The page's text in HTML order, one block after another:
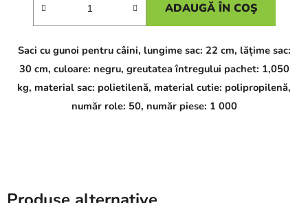
ADAUGĂ ÎN COŞ
Saci cu gunoi pentru câini, lungime sac: 22 cm, lățime sac:
30 cm, culoare: negru, greutatea întregului pachet: 1,050
kg, material sac: polietilenă, material cutie: polipropilenă,
număr role: 50, număr piese: 1 000